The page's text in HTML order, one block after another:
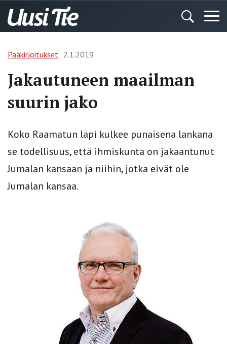
Pääkirjoitukset 2.1.2019
Jakautuneen maailman
suurin jako
Koko Raamatun läpi kulkee punaisena lankana
se todellisuus, että ihmiskunta on jakaantunut
Jumalan kansaan ja niihin, jotka eivät ole
Jumalan kansaa.